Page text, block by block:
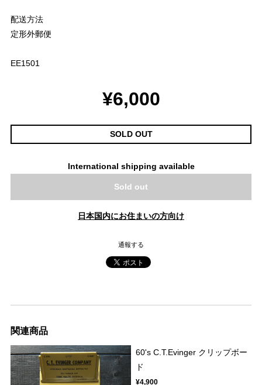
配送方法
定形外郵便
EE1501
¥6,000
SOLD OUT
International shipping available
Sold out
日本国内にお住まいの方向け
通報する
関連商品
60's C.T.Evinger クリップボー
ド
¥4,900